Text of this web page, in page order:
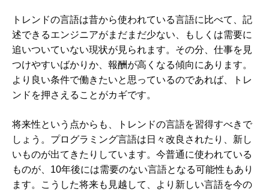
トレンドの言語は昔から使われている言語に比べて、記
述できるエンジニアがまだまだ少ない、もしくは需要に
追いついていない現状が見られます。その分、仕事を見
つけやすいばかりか、報酬が高くなる傾向にあります。
より良い条件で働きたいと思っているのであれば、トレ
ンドを押さえることがカギです。
将来性という点からも、トレンドの言語を習得すべきで
しょう。プログラミング言語は日々改良されたり、新し
いものが出てきたりしています。今普通に使われている
ものが、10年後には需要のない言語となる可能性もあり
ます。こうした将来も見越して、より新しい言語を今の